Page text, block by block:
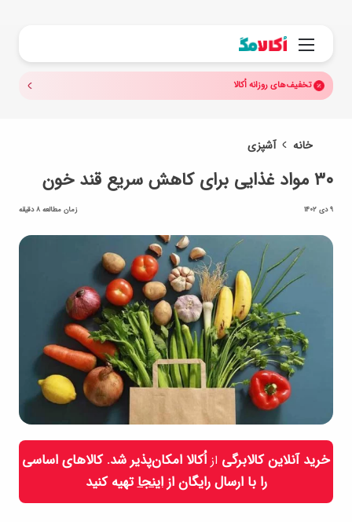
منو
تخفیف‌های روزانه اُکالا
خانه آشپزی
۳۰ مواد غذایی برای کاهش سریع قند خون
9 دی 1402 زمان مطالعه 8 دقیقه
خرید آنلاین کالابرگی از اُکالا امکان‌پذیر شد. کالاهای اساسی
را با ارسال رایگان ازاینجاتهیه کنید